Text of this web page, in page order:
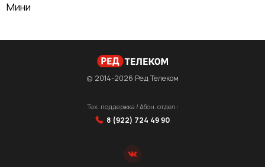
Мини
© 2014-2026 Ред Телеком
Тех. поддержка / Абон. отдел :
8 (922) 724 49 90